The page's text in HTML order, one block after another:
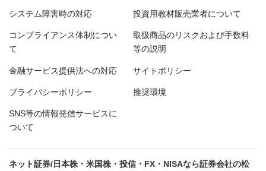
システム障害時の対応 投資用教材販売業者について
コンプライアンス体制につい
て
取扱商品のリスクおよび手数料
等の説明
金融サービス提供法への対応 サイトポリシー
プライバシーポリシー 推奨環境
SNS等の情報発信サービスに
ついて
ネット証券/日本株・米国株・投信・FX・NISAなら証券会社の松